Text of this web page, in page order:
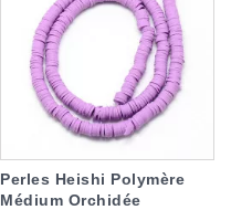
Perles Heishi Polymère
Médium Orchidée